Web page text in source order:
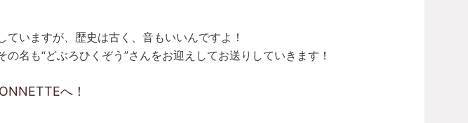
いますが、歴史は古く、音もいいんですよ！
名も“どぶろひくぞう”さんをお迎えしてお送りしていきます！
へ！